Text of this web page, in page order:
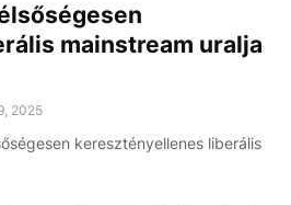
mainstream uralja
2025
keresztényellenes liberális